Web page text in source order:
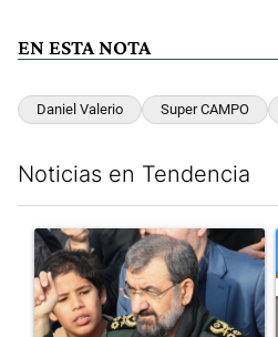
EN ESTA NOTA
Daniel Valerio Super CAMPO
Noticias en Tendencia
Un artículo de tendencia con el